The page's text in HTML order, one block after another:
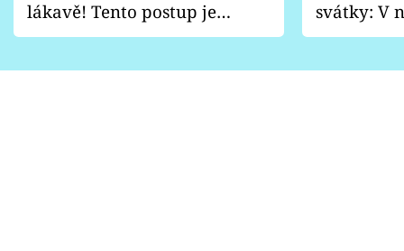
Sledujte nás
lákavě! Tento postup je
vhodný jen pro některé
svátky: V
pondělí